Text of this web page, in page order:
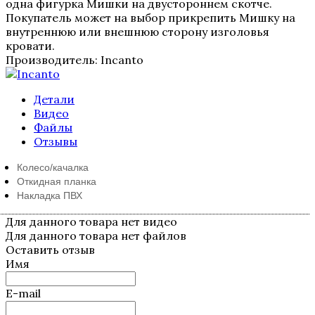
одна фигурка Мишки на двустороннем скотче.
Покупатель может на выбор прикрепить Мишку на
внутреннюю или внешнюю сторону изголовья
кровати.
Производитель: Incanto
Детали
Видео
Файлы
Отзывы
Колесо/качалка
Откидная планка
Накладка ПВХ
Для данного товара нет видео
Для данного товара нет файлов
Оставить отзыв
Имя
E-mail